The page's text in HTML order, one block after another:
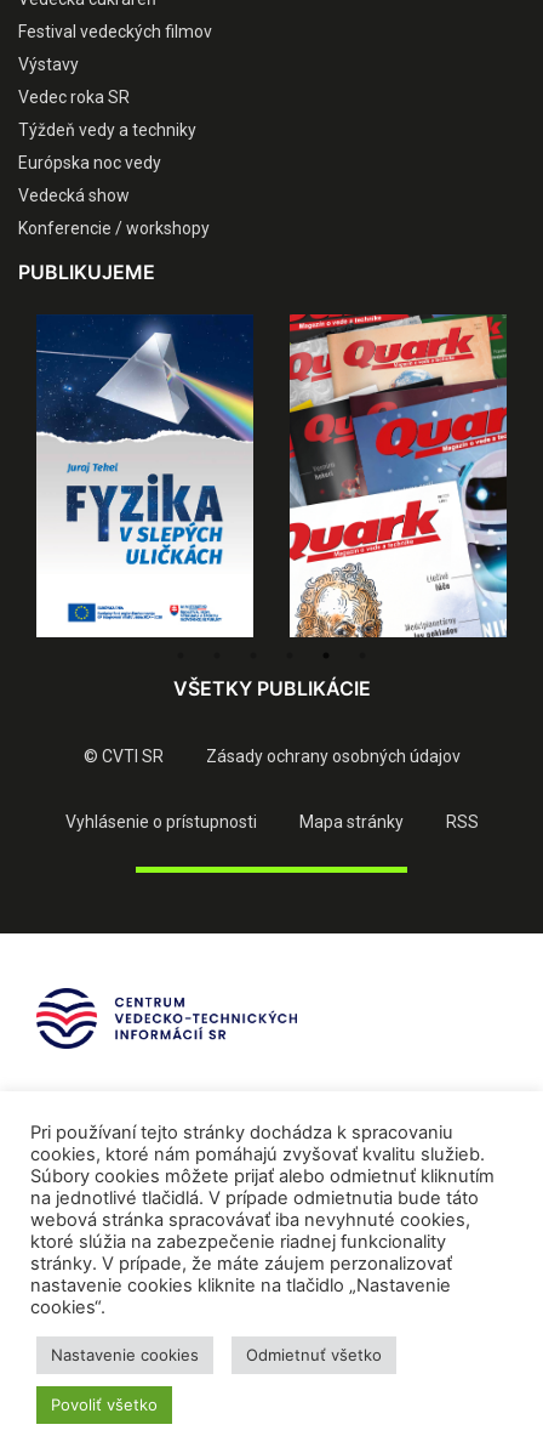
Festival vedeckých filmov
Výstavy
Vedec roka SR
Týždeň vedy a techniky
Európska noc vedy
Vedecká show
Konferencie / workshopy
PUBLIKUJEME
VŠETKY PUBLIKÁCIE
© CVTI SR Zásady ochrany osobných údajov
Vyhlásenie o prístupnosti Mapa stránky RSS
Mediálni partneri
Pri používaní tejto stránky dochádza k spracovaniu
cookies, ktoré nám pomáhajú zvyšovať kvalitu služieb.
Súbory cookies môžete prijať alebo odmietnuť kliknutím
na jednotlivé tlačidlá. V prípade odmietnutia bude táto
webová stránka spracovávať iba nevyhnuté cookies,
ktoré slúžia na zabezpečenie riadnej funkcionality
stránky. V prípade, že máte záujem perzonalizovať
nastavenie cookies kliknite na tlačidlo „Nastavenie
cookies“.
Nastavenie cookies Odmietnuť všetko
Povoliť všetko